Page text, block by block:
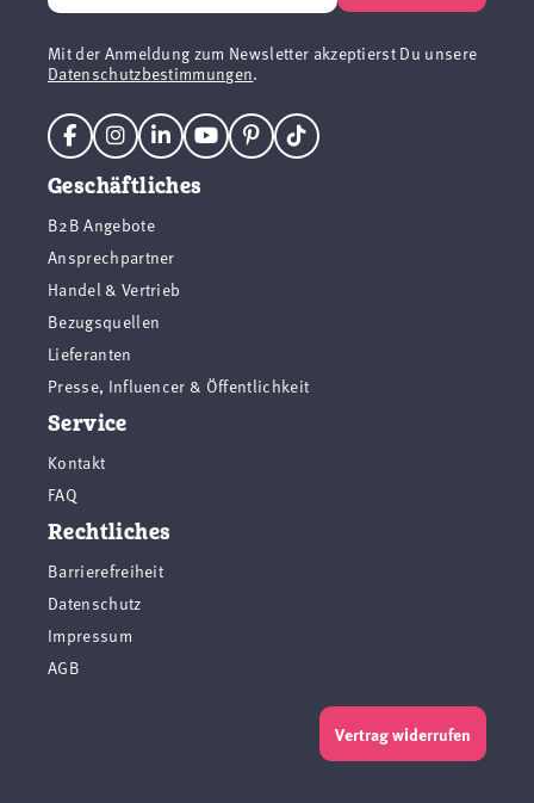
Vertrag widerrufen
Mit der Anmeldung zum Newsletter akzeptierst Du unsere
Datenschutzbestimmungen.
Geschäftliches
B2B Angebote
Ansprechpartner
Handel & Vertrieb
Bezugsquellen
Lieferanten
Presse, Influencer & Öffentlichkeit
Service
Kontakt
FAQ
Rechtliches
Barrierefreiheit
Datenschutz
Impressum
AGB